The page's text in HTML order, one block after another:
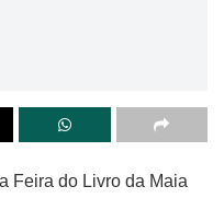
Feira do Livro da Maia